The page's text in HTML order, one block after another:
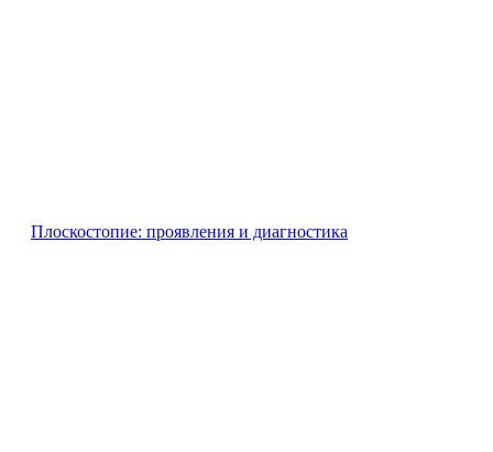
Плоскостопие: проявления и диагностика